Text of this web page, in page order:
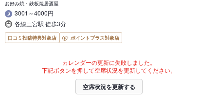
お好み焼・鉄板焼居酒屋
3001～4000円
各線三宮駅 徒歩3分
口コミ投稿特典対象店 ポイントプラス対象店
カレンダーの更新に失敗しました。
下記ボタンを押して空席状況を更新してください。
空席状況を更新する